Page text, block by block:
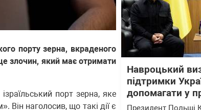
порту зерна, вкраденого
злочин, який має отримати
порт зерна, яке
Він наголосив, що такі дії є
Навроцький
підтримки
допомагати у
Президент Польщі